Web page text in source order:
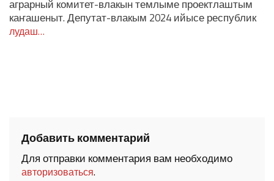
аграрный комитет-влакын темлыме проектлаштым
каҥашеныт. Депутат-влакым 2024 ийысе республик
лудаш…
Добавить комментарий
Для отправки комментария вам необходимо
авторизоваться.